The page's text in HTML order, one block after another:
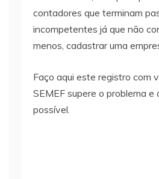
contadores que terminam
incompetentes já que não
menos, cadastrar uma
Faço aqui este registro com
SEMEF supere o problema e
possível.